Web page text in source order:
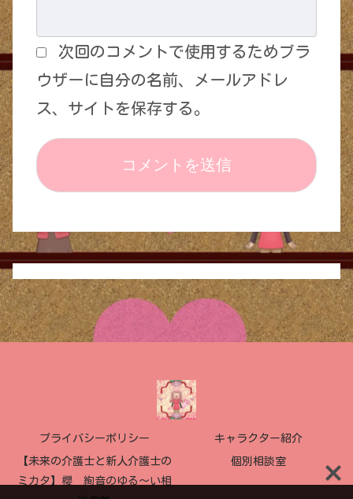
次回のコメントで使用するためブラ
ウザーに自分の名前、メールアドレ
ス、サイトを保存する。
プライバシーポリシー キャラクター紹介
【未来の介護士と新人介護士の
ミカタ】櫻 絢音のゆる〜い相
個別相談室